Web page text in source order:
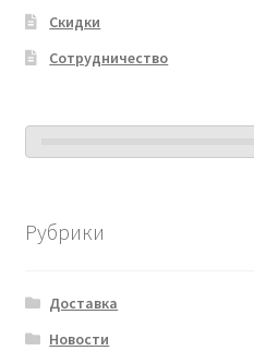
Скидки
Сотрудничество
Рубрики
Доставка
Новости